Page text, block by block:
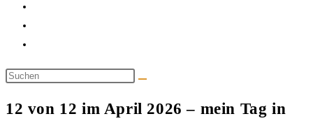
12 von 12 im April 2026 – mein Tag in